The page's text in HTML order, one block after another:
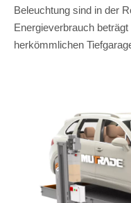
Beleuchtung sind in der
Energieverbrauch
herkömmlichen